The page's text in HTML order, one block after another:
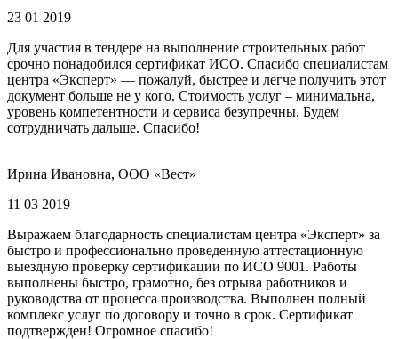
23 01 2019
Для участия в тендере на выполнение строительных работ
срочно понадобился сертификат ИСО. Спасибо специалистам
центра «Эксперт» — пожалуй, быстрее и легче получить этот
документ больше не у кого. Стоимость услуг – минимальна,
уровень компетентности и сервиса безупречны. Будем
сотрудничать дальше. Спасибо!
Ирина Ивановна, ООО «Вест»
11 03 2019
Выражаем благодарность специалистам центра «Эксперт» за
быстро и профессионально проведенную аттестационную
выездную проверку сертификации по ИСО 9001. Работы
выполнены быстро, грамотно, без отрыва работников и
руководства от процесса производства. Выполнен полный
комплекс услуг по договору и точно в срок. Сертификат
подтвержден! Огромное спасибо!